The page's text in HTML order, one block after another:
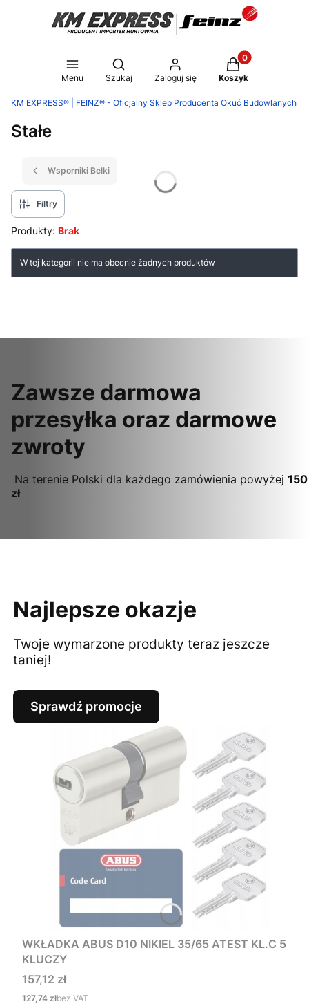
Menu
Otwórz wyszukiwarkę
Szukaj Zaloguj się
Produkty w
Koszyk
KM EXPRESS® | FEINZ® - Oficjalny Sklep Producenta Okuć Budowlanych
Stałe
Wsporniki Belki
Filtry
Produkty: Brak
Lista produktów
W tej kategorii nie ma obecnie żadnych produktów
Zawsze darmowa
przesyłka oraz darmowe
zwroty
Na terenie Polski dla każdego zamówienia powyżej 150
zł
Najlepsze okazje
Twoje wymarzone produkty teraz jeszcze
taniej!
Sprawdź promocje
WKŁADKA ABUS D10 NIKIEL 35/65 ATEST KL.C 5
KLUCZY
Cena
157,12 zł
Cena
127,74 złbez VAT